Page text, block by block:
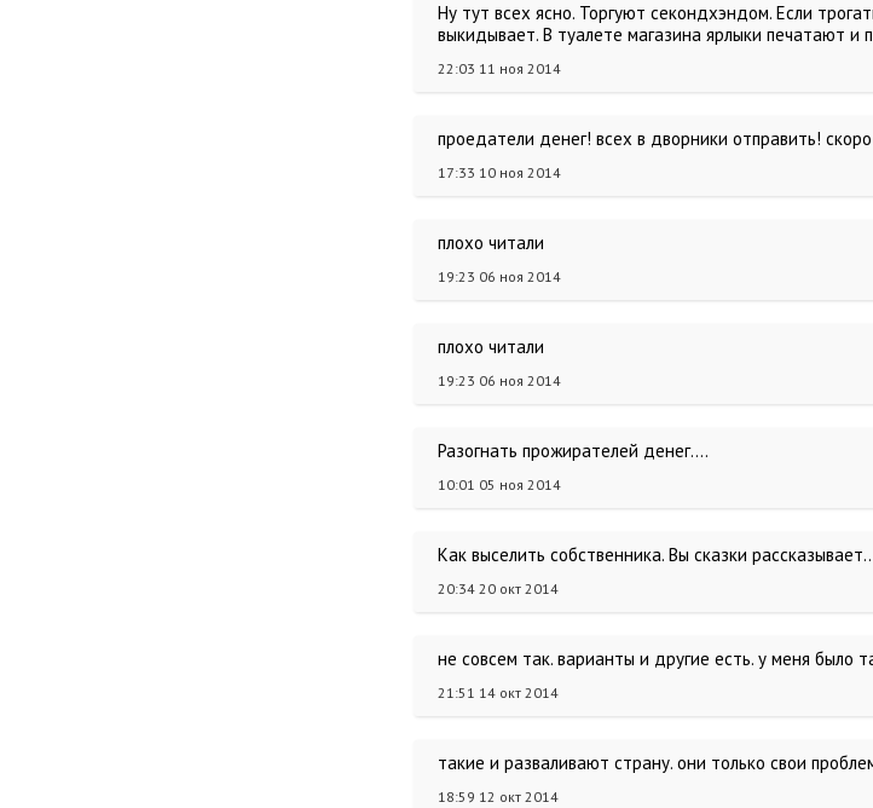
Ну тут всех ясно. Торгуют секондхэндом. Если
выкидывает. В туалете магазина ярлыки печатают и
22:03 11 ноя 2014
проедатели денег! всех в дворники отправить!
17:33 10 ноя 2014
плохо читали
19:23 06 ноя 2014
плохо читали
19:23 06 ноя 2014
Разогнать прожирателей денег....
10:01 05 ноя 2014
Как выселить собственника. Вы сказки
20:34 20 окт 2014
не совсем так. варианты и другие есть. у меня было
21:51 14 окт 2014
такие и разваливают страну. они только свои
18:59 12 окт 2014